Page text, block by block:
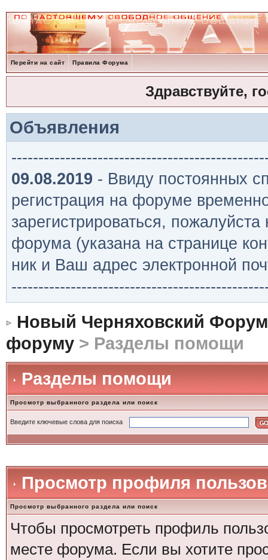
Перейти на сайт Правила Форума
Здравствуйте,
Объявления
09.08.2019 - Ввиду постоянных
регистрация на форуме
зарегистрироваться,
форума (указана на странице
ник и Ваш адрес электронной
Новый Черняховский Форум
форуму> Разделы помощи
Разделы помощи
Просмотр выбранного раздела или поиск
Введите ключевые слова для поиска
Просмотр профиля
Просмотр выбранного раздела или поиск
Чтобы просмотреть профиль
месте форума. Если вы хотите